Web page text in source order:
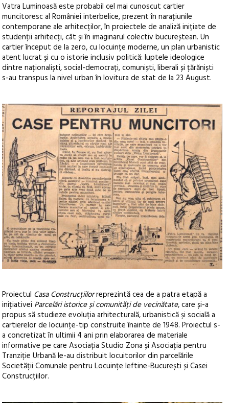
Vatra Luminoasă este probabil cel mai cunoscut cartier
muncitoresc al României interbelice, prezent în narațiunile
contemporane ale arhitecților, în proiectele de analiză inițiate de
studenții arhitecți, cât și în imaginarul colectiv bucureștean. Un
cartier început de la zero, cu locuințe moderne, un plan urbanistic
atent lucrat și cu o istorie inclusiv politică: luptele ideologice
dintre naționaliști, social-democrați, comuniști, liberali și țărăniști
s-au transpus la nivel urban în lovitura de stat de la 23 August.
Proiectul Casa Construcțiilorreprezintă cea de a patra etapă a
inițiativei Parcelări istorice și comunități de vecinătate, care și-a
propus să studieze evoluția arhitecturală, urbanistică și socială a
cartierelor de locuințe-tip construite înainte de 1948. Proiectul s-
a concretizat în ultimii 4 ani prin elaborarea de materiale
informative pe care Asociația Studio Zona și Asociația pentru
Tranziție Urbană le-au distribuit locuitorilor din parcelările
Societății Comunale pentru Locuințe Ieftine-București și Casei
Construcțiilor.